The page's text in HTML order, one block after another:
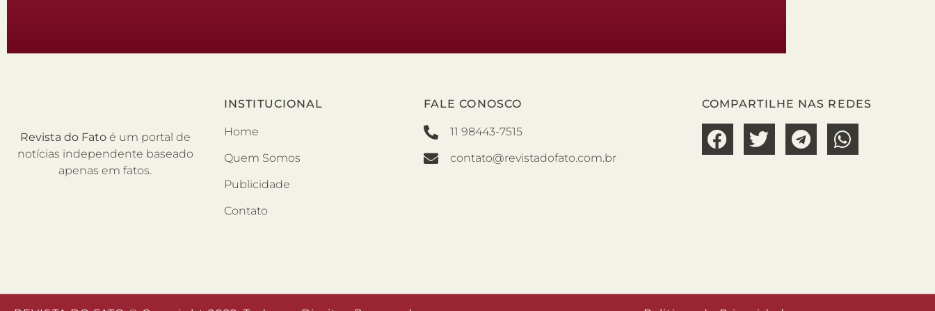
Revista do Fato é um portal de
notícias independente baseado
apenas em fatos.
INSTITUCIONAL
Home
Quem Somos
Publicidade
Contato
FALE CONOSCO
11 98443-7515
contato@revistadofato.com.br
COMPARTILHE NAS REDES